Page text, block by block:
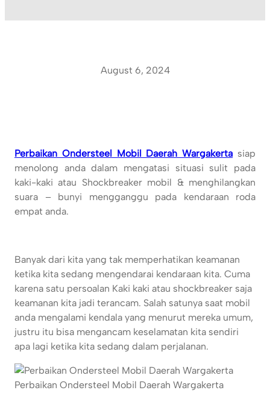
August 6, 2024
Perbaikan Ondersteel Mobil Daerah Wargakerta siap
menolong anda dalam mengatasi situasi sulit pada
kaki-kaki atau Shockbreaker mobil & menghilangkan
suara – bunyi mengganggu pada kendaraan roda
empat anda.
Banyak dari kita yang tak memperhatikan keamanan
ketika kita sedang mengendarai kendaraan kita. Cuma
karena satu persoalan Kaki kaki atau shockbreaker saja
keamanan kita jadi terancam. Salah satunya saat mobil
anda mengalami kendala yang menurut mereka umum,
justru itu bisa mengancam keselamatan kita sendiri
apa lagi ketika kita sedang dalam perjalanan.
Perbaikan Ondersteel Mobil Daerah Wargakerta